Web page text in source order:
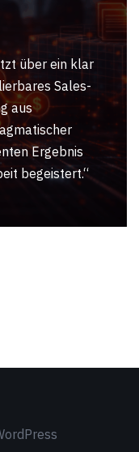
über ein klar
Sales-
aus
Ergebnis
begeistert.“